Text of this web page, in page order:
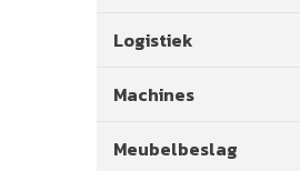
Logistiek
Machines
Meubelbeslag